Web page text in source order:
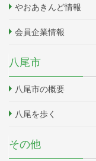
やおあきんど情報
会員企業情報
八尾市
八尾市の概要
八尾を歩く
その他